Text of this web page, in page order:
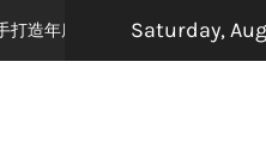
度最强怀旧音乐盛宴，8月22日
Saturday,